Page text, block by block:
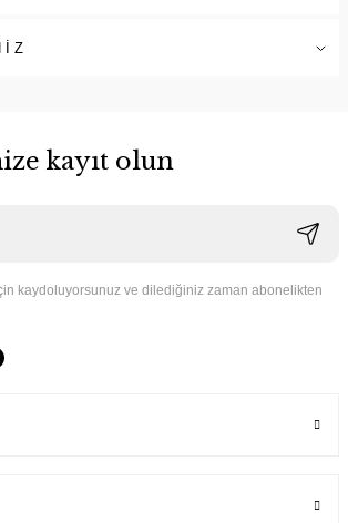
kayıt olun
kaydoluyorsunuz ve dilediğiniz zaman abonelikten